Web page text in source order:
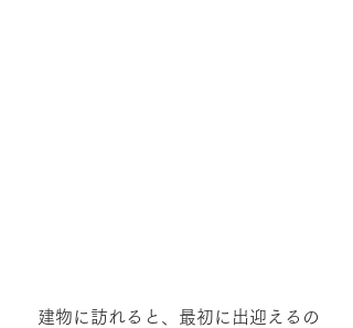
建物に訪れると、最初に出迎えるの